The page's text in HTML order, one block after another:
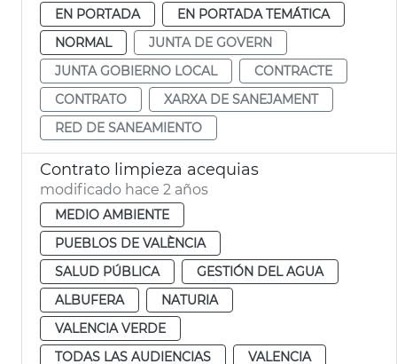
EN PORTADA
EN PORTADA TEMÁTICA
NORMAL
JUNTA DE GOVERN
JUNTA GOBIERNO LOCAL
CONTRACTE
CONTRATO
XARXA DE SANEJAMENT
RED DE SANEAMIENTO
Contrato limpieza acequias
modificado hace 2 años
MEDIO AMBIENTE
PUEBLOS DE VALÈNCIA
SALUD PÚBLICA
GESTIÓN DEL AGUA
ALBUFERA
NATURIA
VALENCIA VERDE
TODAS LAS AUDIENCIAS
VALENCIA